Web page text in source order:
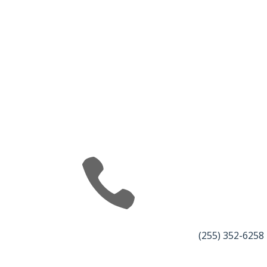

(255) 352-6258